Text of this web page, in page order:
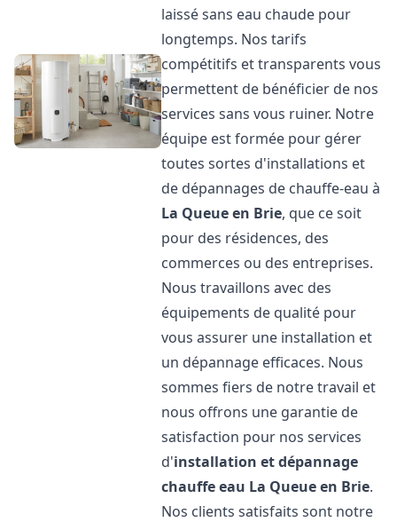
laissé sans eau chaude pour
longtemps. Nos tarifs
compétitifs et transparents vous
permettent de bénéficier de nos
services sans vous ruiner. Notre
équipe est formée pour gérer
toutes sortes d'installations et
de dépannages de chauffe-eau à
La Queue en Brie, que ce soit
pour des résidences, des
commerces ou des entreprises.
Nous travaillons avec des
équipements de qualité pour
vous assurer une installation et
un dépannage efficaces. Nous
sommes fiers de notre travail et
nous offrons une garantie de
satisfaction pour nos services
d'installation et dépannage
chauffe eau La Queue en Brie.
Nos clients satisfaits sont notre